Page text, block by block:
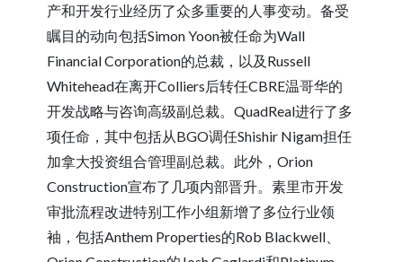
产和开发行业经历了众多重要的人事变动。备受
瞩目的动向包括Simon Yoon被任命为Wall
Financial Corporation的总裁，以及Russell
Whitehead在离开Colliers后转任CBRE温哥华的
开发战略与咨询高级副总裁。QuadReal进行了多
项任命，其中包括从BGO调任Shishir Nigam担任
加拿大投资组合管理副总裁。此外，Orion
Construction宣布了几项内部晋升。素里市开发
审批流程改进特别工作小组新增了多位行业领
袖，包括Anthem Properties的Rob Blackwell、